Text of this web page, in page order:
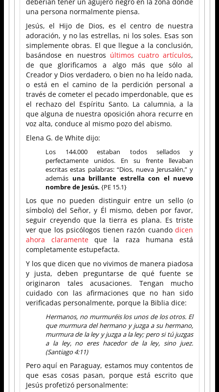
una persona normalmente piensa.
Jesús, el Hijo de Dios, es el centro de nuestra
adoración, y no las estrellas, ni los soles. Esas son
simplemente obras. El que llegue a la conclusión,
basándose en nuestros últimos cuatro artículos,
de que glorificamos a algo más que sólo al
Creador y Dios verdadero, o bien no ha leído nada,
o está en el camino de la perdición personal a
través de cometer el pecado imperdonable, que es
el rechazo del Espíritu Santo. La calumnia, a la
que alguna de nuestra oposición ahora recurre en
voz alta, conduce al mismo pozo del abismo.
Elena G. de White dijo:
Los 144.000 estaban todos sellados y
perfectamente unidos. En su frente llevaban
escritas estas palabras: “Dios, nueva Jerusalén,” y
además una brillante estrella con el nuevo
nombre de Jesús. {PE 15.1}
Los que no pueden distinguir entre un sello (o
símbolo) del Señor, y Él mismo, deben por favor,
seguir creyendo que la tierra es plana. Es triste
ver que los psicólogos tienen razón cuando dicen
ahora claramenteque la raza humana está
completamente estupefacta.
Y los que dicen que no vivimos de manera piadosa
y justa, deben preguntarse de qué fuente se
originaron tales acusaciones. Tengan mucho
cuidado con las afirmaciones que no han sido
verificadas personalmente, porque la Biblia dice:
Hermanos, no murmuréis los unos de los otros. El
que murmura del hermano y juzga a su hermano,
murmura de la ley y juzga a la ley; pero si tú juzgas
a la ley, no eres hacedor de la ley, sino juez.
(Santiago 4:11)
Pero aquí en Paraguay, estamos muy contentos de
que esas cosas pasan, porque está escrito que
Jesús profetizó personalmente: